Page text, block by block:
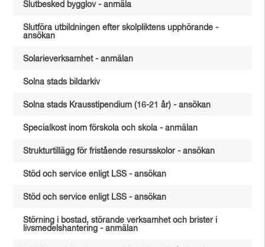
Slutbesked bygglov - anmäla
Slutföra utbildningen efter skolpliktens upphörande -
ansökan
Solarieverksamhet - anmälan
Solna stads bildarkiv
Solna stads Krausstipendium (16-21 år) - ansökan
Specialkost inom förskola och skola - anmälan
Strukturtillägg för fristående resursskolor - ansökan
Stöd och service enligt LSS - ansökan
Stöd och service enligt LSS - ansökan
Störning i bostad, störande verksamhet och brister i
livsmedelshantering - anmälan